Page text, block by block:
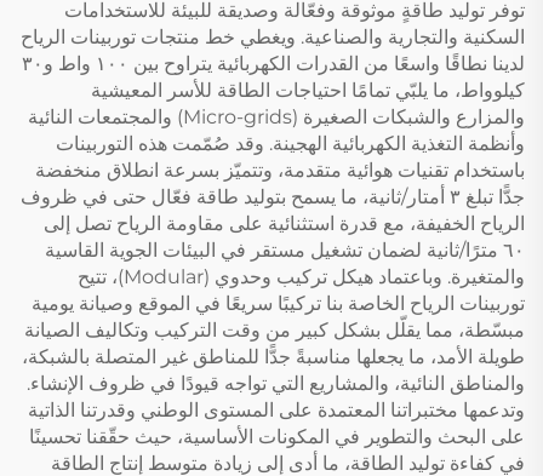
توفر توليد طاقةٍ موثوقة وفعّالة وصديقة للبيئة للاستخدامات
السكنية والتجارية والصناعية. ويغطي خط منتجات توربينات الرياح
لدينا نطاقًا واسعًا من القدرات الكهربائية يتراوح بين ١٠٠ واط و٣٠
كيلوواط، ما يلبّي تمامًا احتياجات الطاقة للأسر المعيشية
والمزارع والشبكات الصغيرة (Micro-grids) والمجتمعات النائية
وأنظمة التغذية الكهربائية الهجينة. وقد صُمّمت هذه التوربينات
باستخدام تقنيات هوائية متقدمة، وتتميّز بسرعة انطلاق منخفضة
جدًّا تبلغ ٣ أمتار/ثانية، ما يسمح بتوليد طاقة فعّال حتى في ظروف
الرياح الخفيفة، مع قدرة استثنائية على مقاومة الرياح تصل إلى
٦٠ مترًا/ثانية لضمان تشغيل مستقر في البيئات الجوية القاسية
والمتغيرة. وباعتماد هيكل تركيب وحدوي (Modular)، تتيح
توربينات الرياح الخاصة بنا تركيبًا سريعًا في الموقع وصيانة يومية
مبسّطة، مما يقلّل بشكل كبير من وقت التركيب وتكاليف الصيانة
طويلة الأمد، ما يجعلها مناسبةً جدًّا للمناطق غير المتصلة بالشبكة،
والمناطق النائية، والمشاريع التي تواجه قيودًا في ظروف الإنشاء.
وتدعمها مختبراتنا المعتمدة على المستوى الوطني وقدرتنا الذاتية
على البحث والتطوير في المكونات الأساسية، حيث حقّقنا تحسينًا
في كفاءة توليد الطاقة، ما أدى إلى زيادة متوسط إنتاج الطاقة